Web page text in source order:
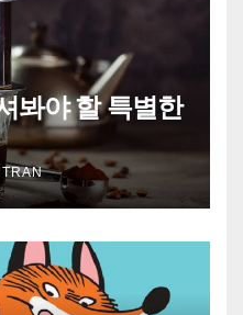
봐야 할 특별한